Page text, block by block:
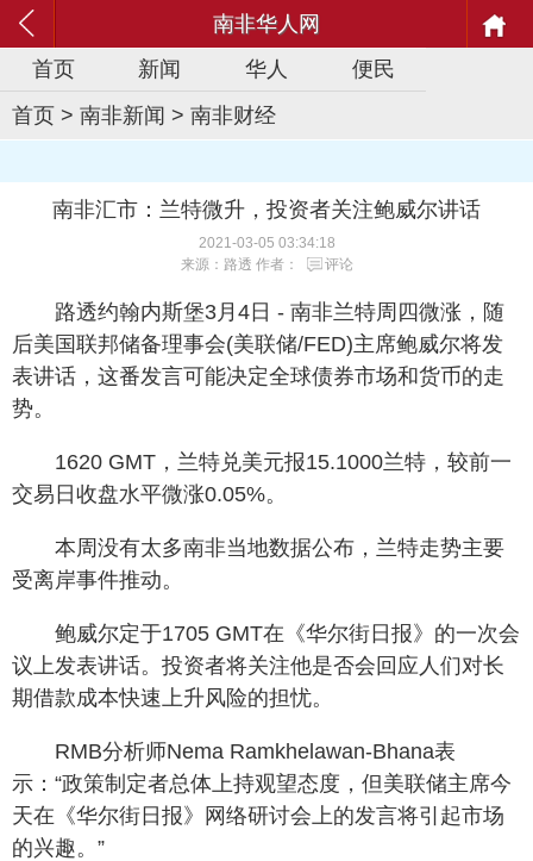
南非华人网
首页
新闻 华人
便民
首页 > 南非新闻 > 南非财经
南非汇市：兰特微升，投资者关注鲍威尔讲话
2021-03-05 03:34:18
来源：路透 作者：
评论
路透约翰内斯堡3月4日 - 南非兰特周四微涨，随
后美国联邦储备理事会(美联储/FED)主席鲍威尔将发
表讲话，这番发言可能决定全球债券市场和货币的走
势。
1620 GMT，兰特兑美元报15.1000兰特，较前一
交易日收盘水平微涨0.05%。
本周没有太多南非当地数据公布，兰特走势主要
受离岸事件推动。
鲍威尔定于1705 GMT在《华尔街日报》的一次会
议上发表讲话。投资者将关注他是否会回应人们对长
期借款成本快速上升风险的担忧。
RMB分析师Nema Ramkhelawan-Bhana表
示：“政策制定者总体上持观望态度，但美联储主席今
天在《华尔街日报》网络研讨会上的发言将引起市场
的兴趣。”